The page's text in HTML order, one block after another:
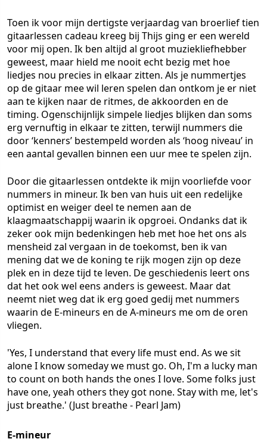
Toen ik voor mijn dertigste verjaardag van broerlief tien
gitaarlessen cadeau kreeg bij Thijs ging er een wereld
voor mij open. Ik ben altijd al groot muziekliefhebber
geweest, maar hield me nooit echt bezig met hoe
liedjes nou precies in elkaar zitten. Als je nummertjes
op de gitaar mee wil leren spelen dan ontkom je er niet
aan te kijken naar de ritmes, de akkoorden en de
timing. Ogenschijnlijk simpele liedjes blijken dan soms
erg vernuftig in elkaar te zitten, terwijl nummers die
door ‘kenners’ bestempeld worden als ‘hoog niveau’ in
een aantal gevallen binnen een uur mee te spelen zijn.
Door die gitaarlessen ontdekte ik mijn voorliefde voor
nummers in mineur. Ik ben van huis uit een redelijke
optimist en weiger deel te nemen aan de
klaagmaatschappij waarin ik opgroei. Ondanks dat ik
zeker ook mijn bedenkingen heb met hoe het ons als
mensheid zal vergaan in de toekomst, ben ik van
mening dat we de koning te rijk mogen zijn op deze
plek en in deze tijd te leven. De geschiedenis leert ons
dat het ook wel eens anders is geweest. Maar dat
neemt niet weg dat ik erg goed gedij met nummers
waarin de E-mineurs en de A-mineurs me om de oren
vliegen.
'Yes, I understand that every life must end. As we sit
alone I know someday we must go. Oh, I'm a lucky man
to count on both hands the ones I love. Some folks just
have one, yeah others they got none. Stay with me, let's
just breathe.' (Just breathe - Pearl Jam)
E-mineur